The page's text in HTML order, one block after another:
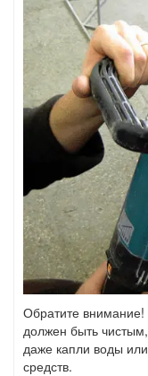
Обратите внимание!
должен быть
даже капли воды или
средств.